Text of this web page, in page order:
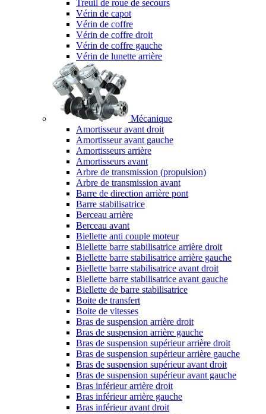
Treuil de roue de secours
Vérin de capot
Vérin de coffre
Vérin de coffre droit
Vérin de coffre gauche
Vérin de lunette arrière
Mécanique
Amortisseur avant droit
Amortisseur avant gauche
Amortisseurs arrière
Amortisseurs avant
Arbre de transmission (propulsion)
Arbre de transmission avant
Barre de direction arrière pont
Barre stabilisatrice
Berceau arrière
Berceau avant
Biellette anti couple moteur
Biellette barre stabilisatrice arrière droit
Biellette barre stabilisatrice arrière gauche
Biellette barre stabilisatrice avant droit
Biellette barre stabilisatrice avant gauche
Biellette de barre stabilisatrice
Boite de transfert
Boite de vitesses
Bras de suspension arrière droit
Bras de suspension arrière gauche
Bras de suspension supérieur arrière droit
Bras de suspension supérieur arrière gauche
Bras de suspension supérieur avant droit
Bras de suspension supérieur avant gauche
Bras inférieur arrière droit
Bras inférieur arrière gauche
Bras inférieur avant droit